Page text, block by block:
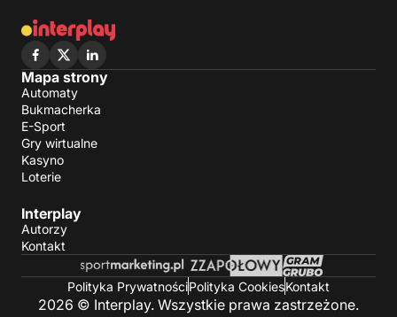
Mapa strony
Automaty
Bukmacherka
E-Sport
Gry wirtualne
Kasyno
Loterie
Interplay
Autorzy
Kontakt
Polityka PrywatnościPolityka CookiesKontakt
2026 © Interplay. Wszystkie prawa zastrzeżone.